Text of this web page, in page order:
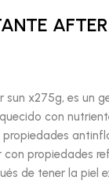
x275g, es un
con
propiedades
con propiedades
de tener la piel